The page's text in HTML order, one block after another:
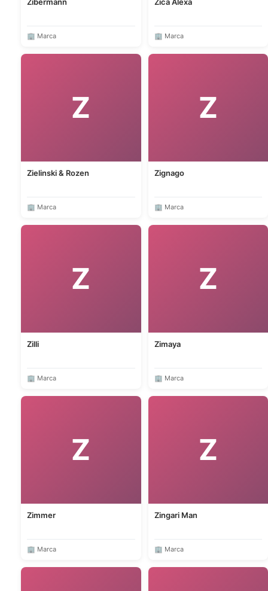
🏢 Marca 🏢 Marca
Z
Zielinski & Rozen
🏢 Marca
Z
Zignago
🏢 Marca
Z
Zilli
🏢 Marca
Z
Zimaya
🏢 Marca
Z
Zimmer
🏢 Marca
Z
Zingari Man
🏢 Marca